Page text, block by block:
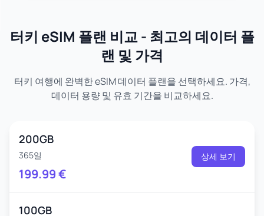
터키 eSIM 플랜 비교 - 최고의 데이터 플
랜 및 가격
터키 여행에 완벽한 eSIM 데이터 플랜을 선택하세요. 가격,
데이터 용량 및 유효 기간을 비교하세요.
200GB
365일
199.99€
상세 보기
100GB